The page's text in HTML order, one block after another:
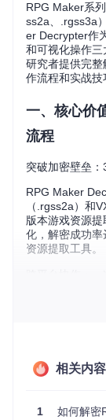
RPG Maker系
ss2a、.rgss3a
er Decrypter作
和可视化操作
研究者提供完
作流程和实战技
一、核心价
流程
突破加密壁垒
RPG Maker
（.rgss2a）和
版本游戏资源
化，解密成功
资源提取工具。
工具采用.NET
效率提升方案
线程优化将效
相关内
1 如何解密